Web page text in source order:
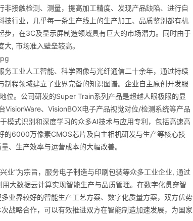
接触检测、测量，提高加工精度、发现产品缺陷、进行自
行业，几乎每一条生产线上的生产加工、品质鉴别都有机
，在3C及显示屏制造领域具有巨大的市场潜力。同时由于
, 市场准入壁垒较高。
工业人工智能、科学图像与光纤通信二十余年，通过持续
程领域建立了业界完备的知识图谱。企业自主原创开发服
位。公司研发的Super Train系列产品是超越人眼极限的显
、VisionBOX电子产品视觉对位/检测系统等产品
模式识别和深度学习的众多AI技术与应用专利，包括高速高
6000万像素CMOS芯片及自主相机研发与生产等核心技
、生产效率与运营成本的大幅改善。
”为宗旨，服务电子制造与印刷包装等众多工业企业, 通过
大数据云计算实现智能生产与品质管理。在数字化贯穿智
业界较好的智能生产工艺方案、数字化质量方案，双方优势
战略合作，可以有效推进双方在智能制造加速发展，为国家